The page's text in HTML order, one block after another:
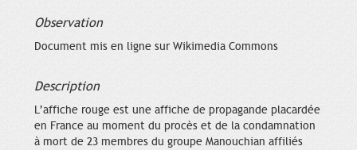
Observation
Document mis en ligne sur Wikimedia Commons
Description
L’affiche rouge est une affiche de propagande placardée
en France au moment du procès et de la condamnation
à mort de 23 membres du groupe Manouchian affiliés